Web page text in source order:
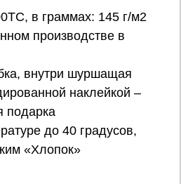
в граммах: 145 г/м2
производстве в
внутри шуршащая
наклейкой –
подарка
до 40 градусов,
«Хлопок»